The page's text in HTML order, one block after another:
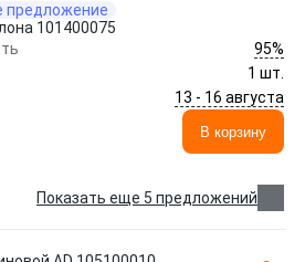
предложение
101400075
95%
1 шт.
13 - 16 августа
В корзину
Показать еще 5 предложений